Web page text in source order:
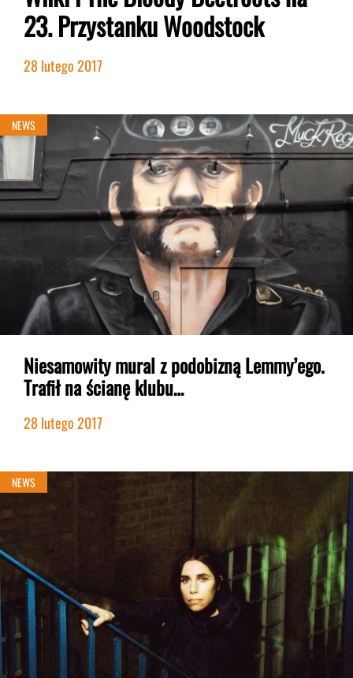
23. Przystanku Woodstock
28 lutego 2017
NEWS
Niesamowity mural z podobizną Lemmy’ego.
Trafił na ścianę klubu…
28 lutego 2017
NEWS